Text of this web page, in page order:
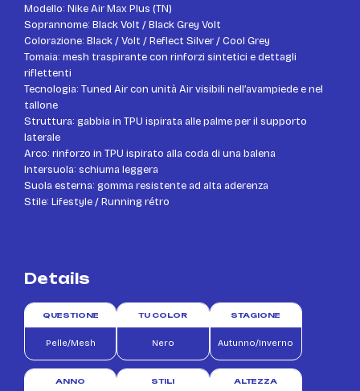
Modello: Nike Air Max Plus (TN)
Soprannome: Black Volt / Black Grey Volt
Colorazione: Black / Volt / Reflect Silver / Cool Grey
Tomaia: mesh traspirante con rinforzi sintetici e dettagli
riflettenti
Tecnologia: Tuned Air con unità Air visibili nell’avampiede e nel
tallone
Struttura: gabbia in TPU ispirata alle palme per il supporto
laterale
Arco: rinforzo in TPU ispirato alla coda di una balena
Intersuola: schiuma leggera
Suola esterna: gomma resistente ad alta aderenza
Stile: Lifestyle / Running rétro
Details
QUESTIONE
Pelle/Mesh
TU COLOR
Nero
STAGIONE
Autunno/Inverno
ANNO STILI ALTEZZA